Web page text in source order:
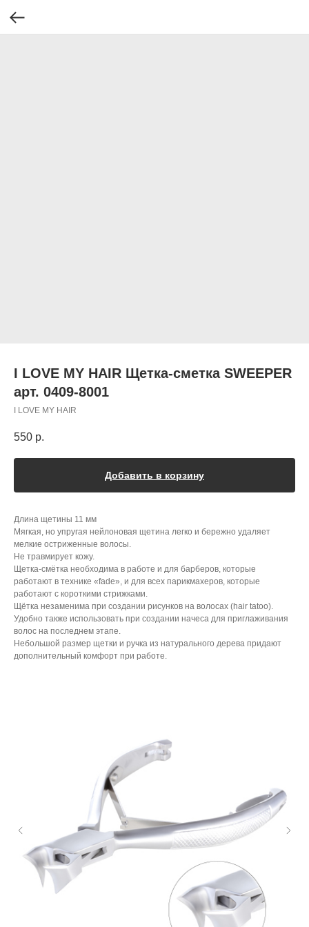
I LOVE MY HAIR Щетка-сметка SWEEPER
арт. 0409-8001
I LOVE MY HAIR
550 р.
Добавить в корзину
Длина щетины 11 мм
Мягкая, но упругая нейлоновая щетина легко и бережно удаляет
мелкие остриженные волосы.
Не травмирует кожу.
Щетка-смётка необходима в работе и для барберов, которые
работают в технике «fade», и для всех парикмахеров, которые
работают с короткими стрижками.
Щётка незаменима при создании рисунков на волосах (hair tatoo).
Удобно также использовать при создании начеса для приглаживания
волос на последнем этапе.
Небольшой размер щетки и ручка из натурального дерева придают
дополнительный комфорт при работе.